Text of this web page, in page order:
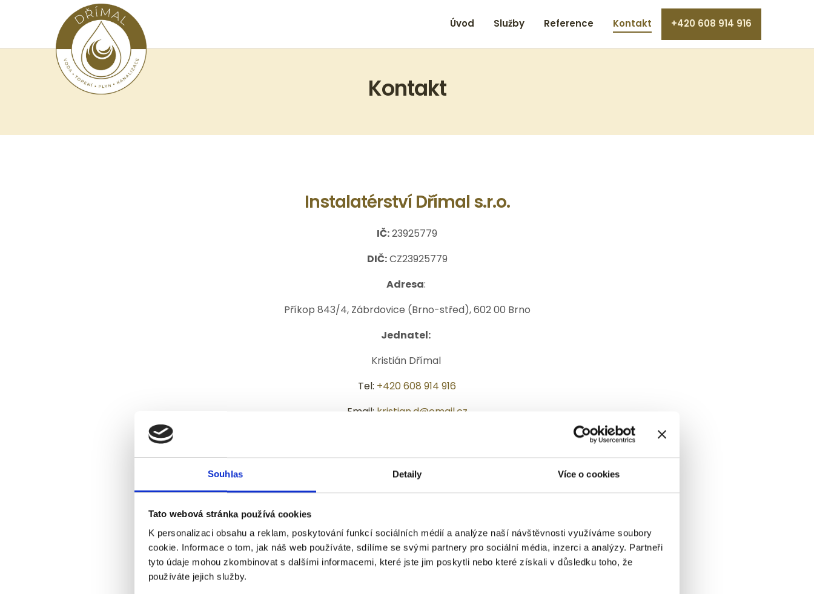
Souhlas Detaily Více o cookies
Tato webová stránka používá cookies
K personalizaci obsahu a reklam, poskytování funkcí sociálních médií a analýze naší návštěvnosti využíváme soubory
cookie. Informace o tom, jak náš web používáte, sdílíme se svými partnery pro sociální média, inzerci a analýzy. Partneři
tyto údaje mohou zkombinovat s dalšími informacemi, které jste jim poskytli nebo které získali v důsledku toho, že
používáte jejich služby.
Úvod Služby Reference Kontakt +420 608 914 916
Kontakt
Instalatérství Dřímal s.r.o.
IČ:23925779
DIČ:CZ23925779
Adresa:
Příkop 843/4, Zábrdovice (Brno-střed), 602 00 Brno
Jednatel:
Kristián Dřímal
Tel: +420 608 914 916
Email: kristian.d@email.cz
Jednatel:
Email:denis.drimal@post.cz